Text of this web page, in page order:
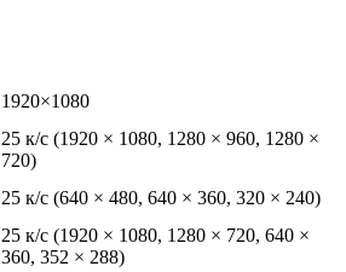
1920×1080
25 к/с (1920 × 1080, 1280 × 960, 1280 ×
720)
25 к/с (640 × 480, 640 × 360, 320 × 240)
25 к/с (1920 × 1080, 1280 × 720, 640 ×
360, 352 × 288)